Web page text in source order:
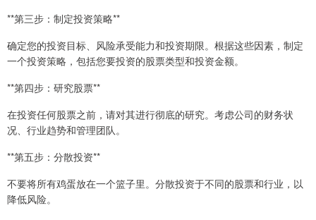
**第三步：制定投资策略**
确定您的投资目标、风险承受能力和投资期限。根据这些因素，制定
一个投资策略，包括您要投资的股票类型和投资金额。
**第四步：研究股票**
在投资任何股票之前，请对其进行彻底的研究。考虑公司的财务状
况、行业趋势和管理团队。
**第五步：分散投资**
不要将所有鸡蛋放在一个篮子里。分散投资于不同的股票和行业，以
降低风险。